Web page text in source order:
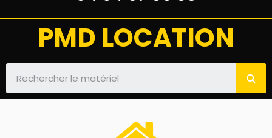
PMD LOCATION